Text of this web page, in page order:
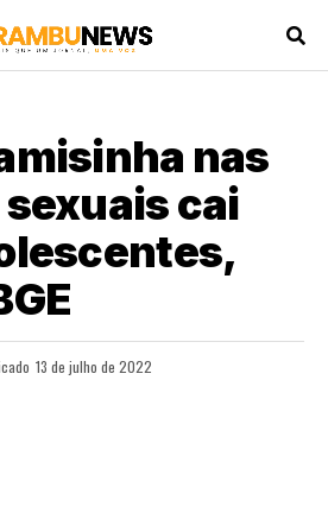
nas
cai
13 de julho de 2022